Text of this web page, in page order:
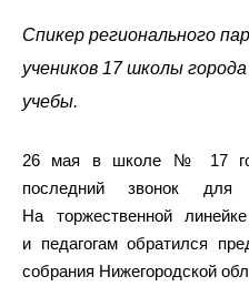
Спикер регионального
учеников 17 школы
учебы.
26 мая в школе № 17
последний звонок для
На торжественной
и педагогам обратился
собрания Нижегородской